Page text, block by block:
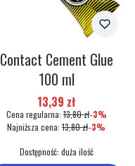
Contact Cement Glue
100 ml
Cena promocyjna
13,39 zł
Cena regularna: 13,80 zł-3%
Najniższa cena: 13,80 zł-3%
Dostępność: duża ilość